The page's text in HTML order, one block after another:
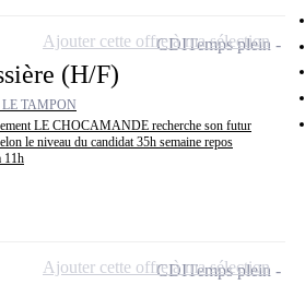
(H/F)
LE TAMPON
LE CHOCAMANDE recherche son futur
le niveau du candidat 35h semaine repos
11h
CDITemps plein
Ajouter cette offre à ma sélection
CDITemps plein
Ajouter cette offre à ma sélection